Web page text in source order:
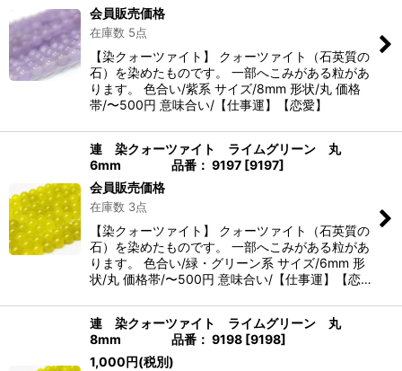
会員販売価格
在庫数 5点
【染クォーツァイト】 クォーツァイト（石英質の
石）を染めたものです。 一部へこみがある粒があ
ります。 色合い/紫系 サイズ/8mm 形状/丸 価格
帯/〜500円 意味合い/【仕事運】【恋愛】
連 染クォーツァイト ライムグリーン 丸
6mm 品番： 9197 [9197]
会員販売価格
在庫数 3点
【染クォーツァイト】 クォーツァイト（石英質の
石）を染めたものです。 一部へこみがある粒があ
ります。 色合い/緑・グリーン系 サイズ/6mm 形
状/丸 価格帯/〜500円 意味合い/【仕事運】【恋…
連 染クォーツァイト ライムグリーン 丸
8mm 品番： 9198 [9198]
1,000円(税別)